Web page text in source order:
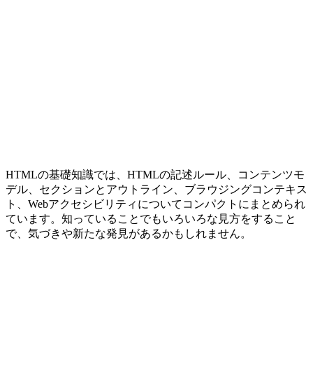
HTMLの基礎知識では、HTMLの記述ルール、コンテンツモ
デル、セクションとアウトライン、ブラウジングコンテキス
ト、Webアクセシビリティについてコンパクトにまとめられ
ています。知っていることでもいろいろな見方をすること
で、気づきや新たな発見があるかもしれません。